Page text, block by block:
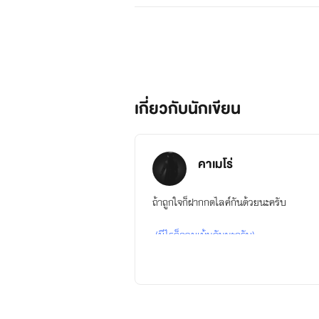
โทคามัม...คืออาณาจักรของจอ
ในโลกใบนี้จะมีเวทมนต์อยู่หลา
เวทมนต์โบราณ
เวทมนต์โบราณ เป็นเวทมนต์ที่แท
เกี่ยวกับนักเขียน
คาเมโร่
ถ้าถูกใจก็ฝากกดไลค์กันด้วยนะครับ
(มีไรก็คอมเม้นกันนะครับ)